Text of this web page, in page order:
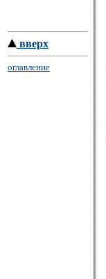
вверх
оглавление